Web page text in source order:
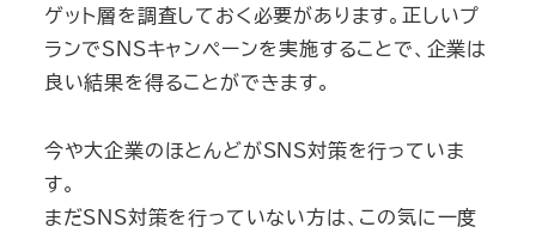
ゲット層を調査しておく必要があります。正しいプ
ランでSNSキャンペーンを実施することで、企業は
良い結果を得ることができます。
今や大企業のほとんどがSNS対策を行っていま
す。
まだSNS対策を行っていない方は、この気に一度